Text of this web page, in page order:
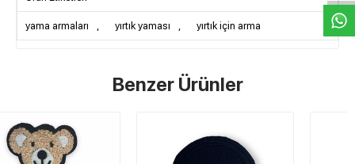
yama armaları , yırtık yaması , yırtık için arma
Benzer Ürünler